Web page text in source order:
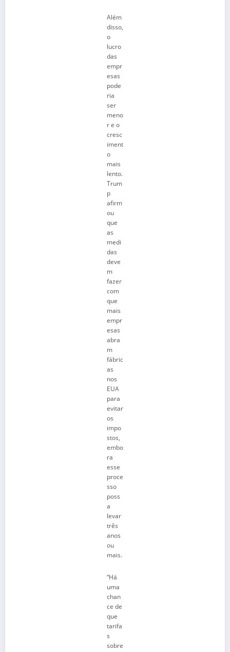
Além
disso,
o
lucro
das
empr
esas
pode
ria
ser
meno
r e o
cresc
iment
o
mais
lento.
Trum
p
afirm
ou
que
as
medi
das
deve
m
fazer
com
que
mais
empr
esas
abra
m
fábric
as
nos
EUA
para
evitar
os
impo
stos,
embo
ra
esse
proce
sso
poss
a
levar
três
anos
ou
mais.
“Há
uma
chan
ce de
que
tarifa
s
sobre